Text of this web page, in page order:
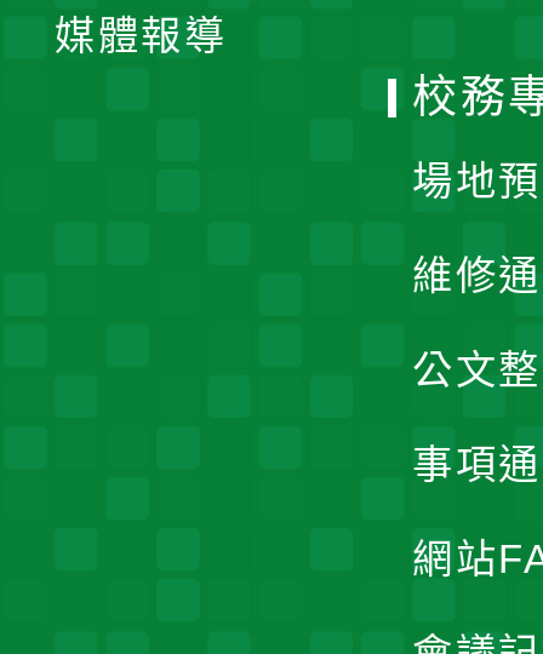
媒體報導
校務
場地
維修
公文
事項
網站